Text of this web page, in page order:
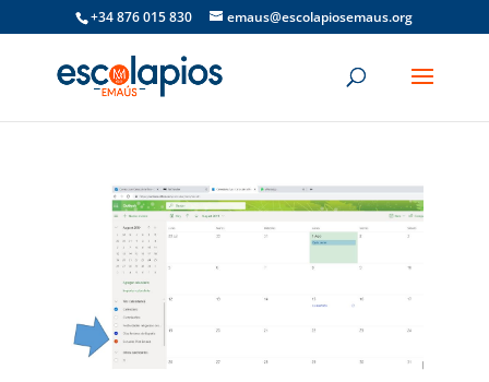
+34 876 015 830 emaus@escolapiosemaus.org